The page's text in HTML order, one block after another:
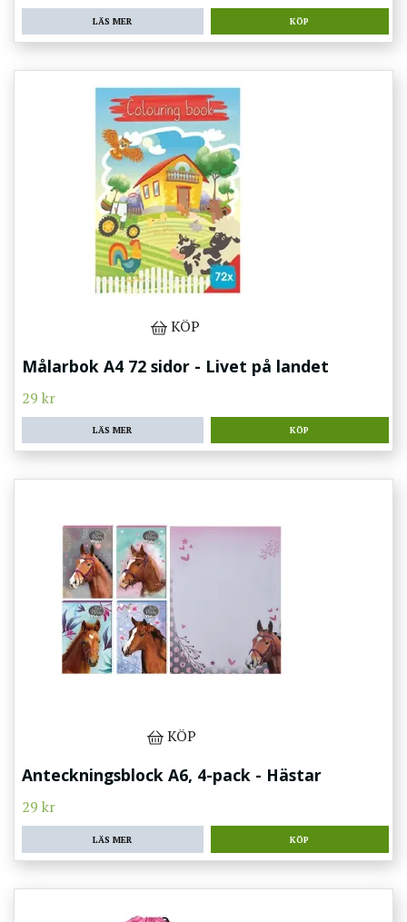
LÄS MER
KÖP
Målarbok A4 72 sidor - Livet på landet
29 kr
LÄS MER
KÖP
Anteckningsblock A6, 4-pack - Hästar
29 kr
LÄS MER